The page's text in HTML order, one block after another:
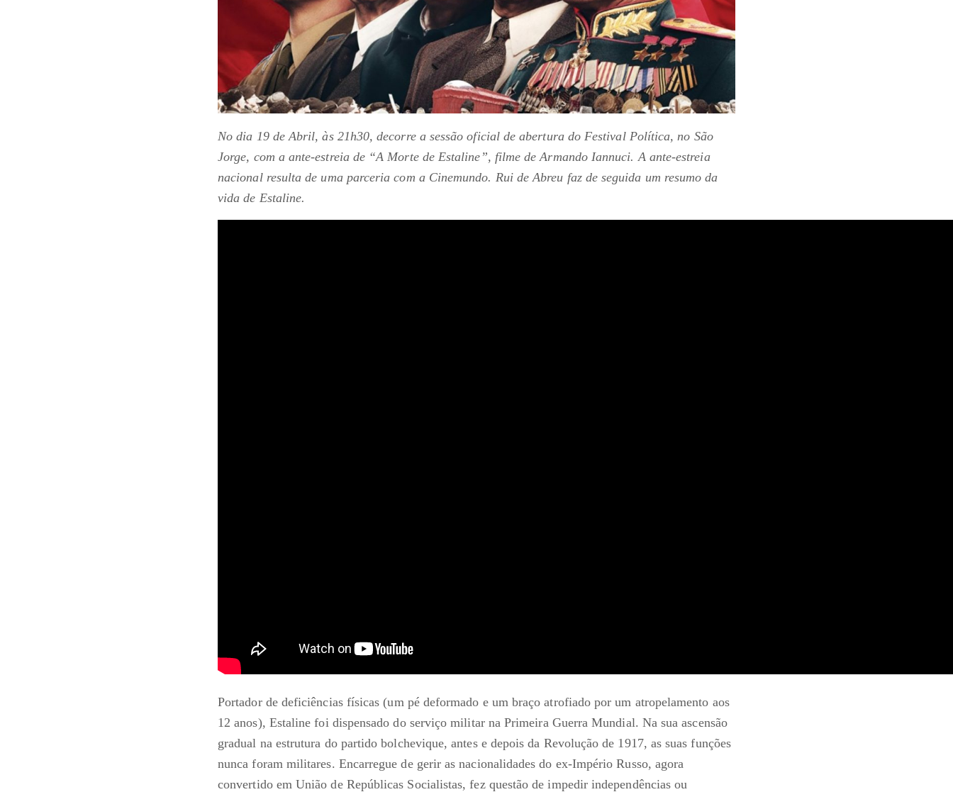
No dia 19 de Abril, às 21h30, decorre a sessão oficial de abertura do Festival Política, no São
Jorge, com a ante-estreia de “A Morte de Estaline”, filme de Armando Iannuci. A ante-estreia
nacional resulta de uma parceria com a Cinemundo. Rui de Abreu faz de seguida um resumo da
vida de Estaline.
Portador de deficiências físicas (um pé deformado e um braço atrofiado por um atropelamento aos
12 anos), Estaline foi dispensado do serviço militar na Primeira Guerra Mundial. Na sua ascensão
gradual na estrutura do partido bolchevique, antes e depois da Revolução de 1917, as suas funções
nunca foram militares. Encarregue de gerir as nacionalidades do ex-Império Russo, agora
convertido em União de Repúblicas Socialistas, fez questão de impedir independências ou